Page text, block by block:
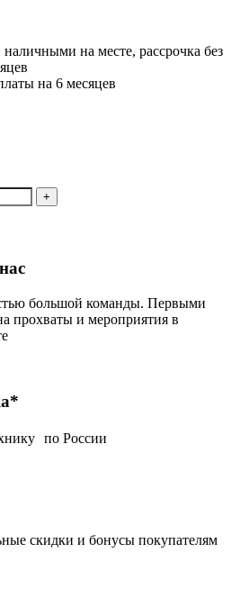
наличными на месте, рассрочка без
на 6 месяцев
большой команды. Первыми
прохваты и мероприятия в
по России
скидки и бонусы покупателям